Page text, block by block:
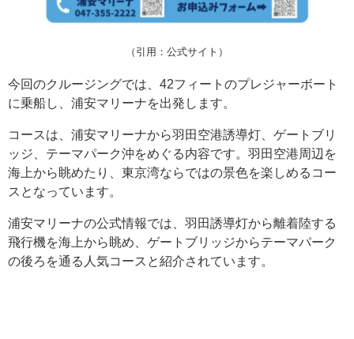
（引用：公式サイト）
今回のクルージングでは、42フィートのプレジャーボート
に乗船し、浦安マリーナを出発します。
コースは、浦安マリーナから羽田空港誘導灯、ゲートブリ
ッジ、テーマパーク沖をめぐる内容です。羽田空港周辺を
海上から眺めたり、東京湾ならではの景色を楽しめるコー
スとなっています。
浦安マリーナの公式情報では、羽田誘導灯から離着陸する
飛行機を海上から眺め、ゲートブリッジからテーマパーク
の後ろを通る人気コースと紹介されています。